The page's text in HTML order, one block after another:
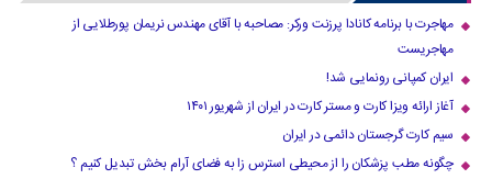
مهاجرت با برنامه کانادا پرزنت ورکر: مصاحبه با آقای مهندس نریمان پورطلایی از
مهاجریست
ایران کمپانی رونمایی شد!
آغاز ارائه ویزا کارت و مستر کارت در ایران از شهریور ۱۴۰۱
سیم کارت گرجستان دائمی در ایران
چگونه مطب پزشکان را از محیطی استرس زا به فضای آرام بخش تبدیل کنیم ؟